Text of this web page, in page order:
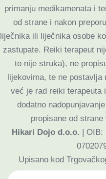
primanju medikamenata i
od strane i nakon
liječnika ili liječnika osobe
zastupate. Reiki terapeut
to nije struka), ne
lijekovima, te ne postavlja
već je rad reiki terapeuta
dodatno
propisane od
Hikari Dojo d.o.o. | OIB:
Upisano kod